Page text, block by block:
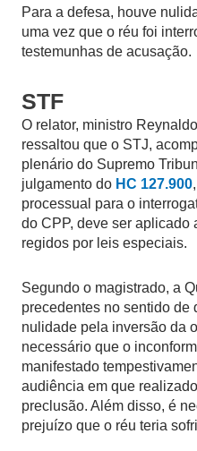
Para a defesa, houve
uma vez que o réu foi
testemunhas de acusação.
STF
O relator, ministro
ressaltou que o STJ,
plenário do Supremo
julgamento do HC 127.900
processual para o
do CPP, deve ser aplicado
regidos por leis especiais.
Segundo o magistrado, a
precedentes no sentido de
nulidade pela inversão da
necessário que o
manifestado
audiência em que
preclusão. Além disso, é
prejuízo que o réu teria